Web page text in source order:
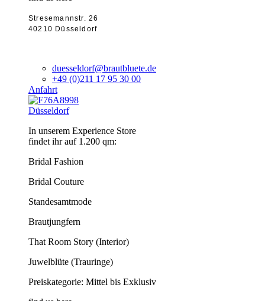
Stresemannstr. 26
40210 Düsseldorf
duesseldorf@brautbluete.de
+49 (0)211 17 95 30 00
Anfahrt
Düsseldorf
In unserem Experience Store
findet ihr auf 1.200 qm:
Bridal Fashion
Bridal Couture
Standesamtmode
Brautjungfern
That Room Story (Interior)
Juwelblüte (Trauringe)
Preiskategorie: Mittel bis Exklusiv